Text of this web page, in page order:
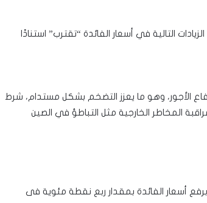
التالية في أسعار الفائدة “تقترب” استنادًا
الأجور، وهو ما يعزز التضخم بشكل مستدام، شرط
المخاطر الخارجية مثل التباطؤ في الصين
برفع أسعار الفائدة بمقدار ربع نقطة مئوية فى